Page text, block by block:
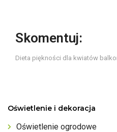
Skomentuj:
Dieta piękności dla kwiatów
Oświetlenie i dekoracja
Oświetlenie ogrodowe